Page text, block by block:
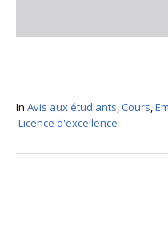
In Avis aux étudiants,Cours,
Licence d'excellence